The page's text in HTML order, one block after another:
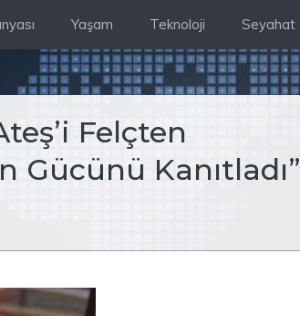
Yaşam Teknoloji Seyahat
Felçten
Gücünü Kanıtladı”